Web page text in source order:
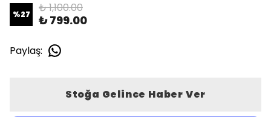
%27 ₺ 1,100.00
₺ 799.00
Paylaş:
Stoğa Gelince Haber Ver